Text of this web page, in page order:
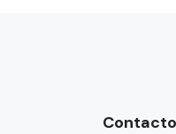
Contacto